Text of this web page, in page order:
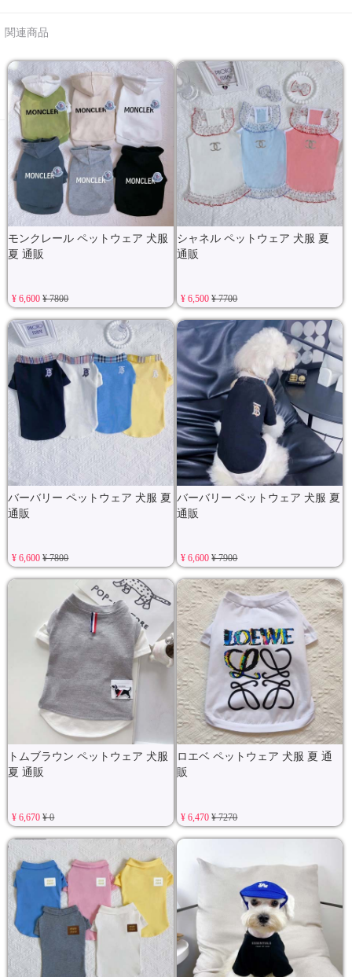
関連商品
モンクレール ペットウェア 犬服
夏 通販
¥ 6,600¥ 7800
シャネル ペットウェア 犬服 夏
通販
¥ 6,500¥ 7700
バーバリー ペットウェア 犬服 夏
通販
¥ 6,600¥ 7800
バーバリー ペットウェア 犬服 夏
通販
¥ 6,600¥ 7900
トムブラウン ペットウェア 犬服
夏 通販
¥ 6,670¥ 0
ロエベ ペットウェア 犬服 夏 通
販
¥ 6,470¥ 7270